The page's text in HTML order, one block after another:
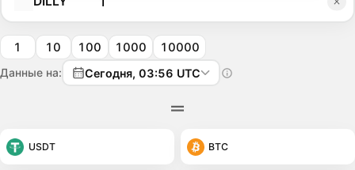
1 10 100 1000 10000
Данные на: Сегодня, 03:56 UTC
USDT BTC